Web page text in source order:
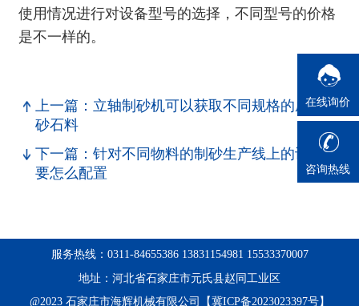
使用情况进行对设备型号的选择，不同型号的价格
是不一样的。
上一篇：立轴制砂机可以获取不同规格的成品
砂石料
下一篇：针对不同物料的制砂生产线上的设备
要怎么配置
在线询价
咨询热线
服务热线：0311-84655386 13831154981 15533370007
地址：河北省石家庄市元氏县赵同工业区
@2023 石家庄市海辉机械有限公司【冀ICP备2023023397号】